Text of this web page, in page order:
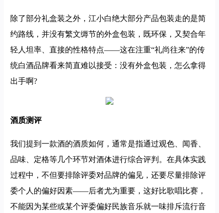
除了部分礼盒装之外，江小白绝大部分产品包装走的是简
约路线，并没有繁文缛节的外盒包装，既环保，又契合年
轻人坦率、直接的性格特点——这在注重“礼尚往来”的传
统白酒品牌看来简直难以接受：没有外盒包装，怎么拿得
出手啊?
酒质测评
我们提到一款酒的酒质如何，通常是指通过观色、闻香、
品味、定格等几个环节对酒体进行综合评判。在具体实践
过程中，不但要排除评委对品牌的偏见，还要尽量排除评
委个人的偏好因素——后者尤为重要，这好比歌唱比赛，
不能因为某些或某个评委偏好民族音乐就一味排斥流行音